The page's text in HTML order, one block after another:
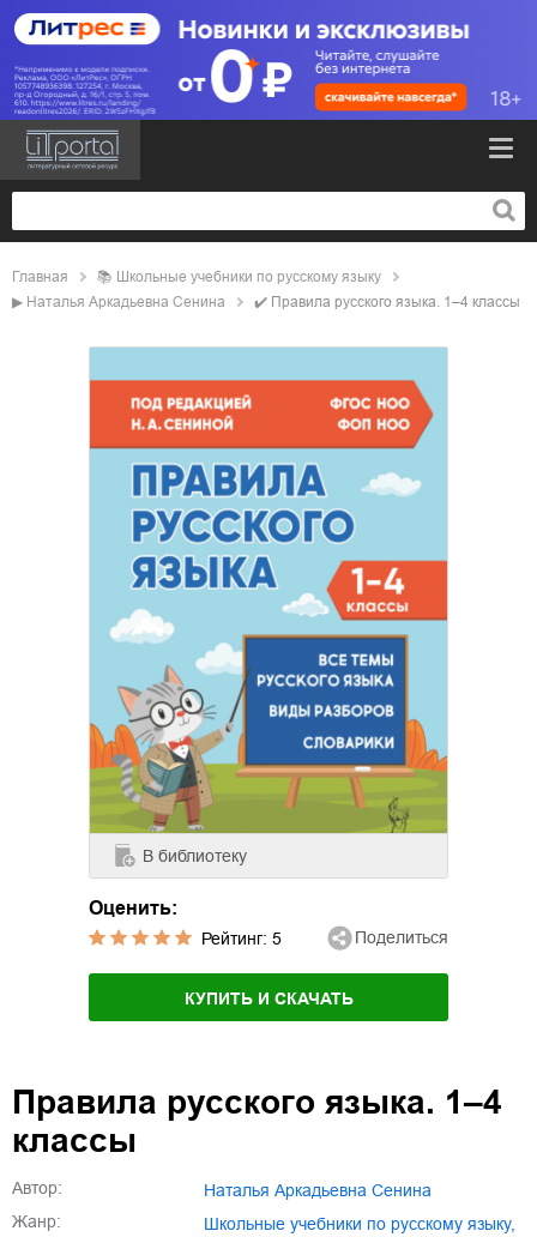
Главная 📚
школьные учебники по русскому языку
▶ Наталья Аркадьевна Сенина ✔️ Правила русского языка. 1–4 классы
В библиотеку
Оценить:
Рейтинг: 5 Поделиться
КУПИТЬ И СКАЧАТЬ
Правила русского языка. 1–4
классы
Автор:
Наталья Аркадьевна Сенина
Жанр:
школьные учебники по русскому языку,